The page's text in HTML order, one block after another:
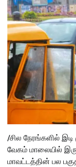
/சில நேரங்களில்
வேகம் மாலையில்
மாவட்டத்தின் பல